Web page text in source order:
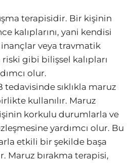
terapisidir. Bir kişinin
kalıplarını, yani kendisi
veya travmatik
gibi bilişsel kalıpları
olur.
tedavisinde sıklıkla maruz
kullanılır. Maruz
korkulu durumlarla ve
yardımcı olur. Bu
etkili bir şekilde başa
Maruz bırakma terapisi,